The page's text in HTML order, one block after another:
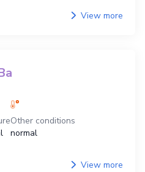
View more
Other conditions
normal
View more